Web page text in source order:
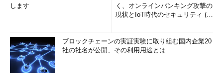
します
く、オンラインバンキング攻撃の
現状とIoT時代のセキュリティ (1/
ブロックチェーンの実証実験に取り組む国内企業20
社の社名が公開、その利用用途とは